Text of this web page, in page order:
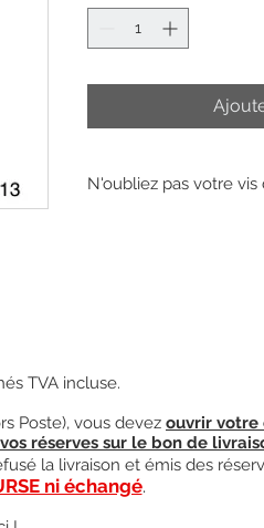
N'oubliez pas votre vis
TVA incluse.
Poste), vous devez ouvrir votre
réserves sur le bon de
la livraison et émis des
ni échangé.